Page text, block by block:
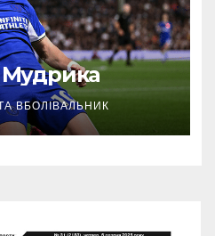
ВБОЛІВАЛЬНИК